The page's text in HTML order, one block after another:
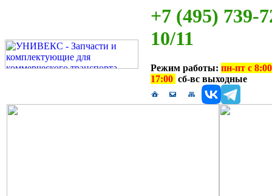
+7 (495) 739-
10/11
Режим работы: пн-пт с
17:00 сб-вс выходные